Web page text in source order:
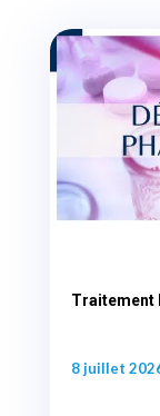
Traitement
8 juillet